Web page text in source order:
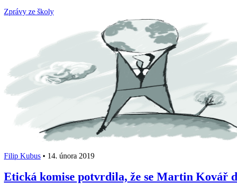
Zprávy ze školy
Filip Kubus • 14. února 2019
Etická komise potvrdila, že se Martin Kovář